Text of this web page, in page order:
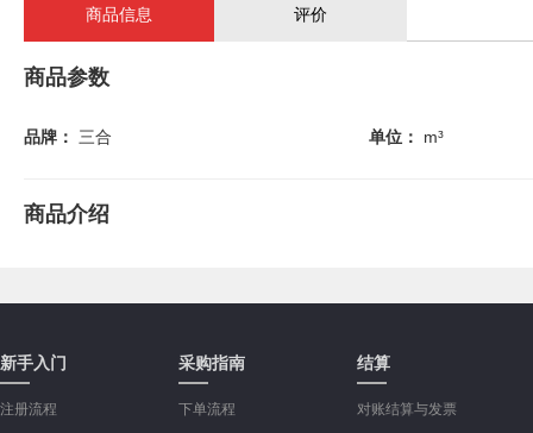
商品信息 评价
商品参数
品牌： 三合 单位： m³
商品介绍
新手入门
注册流程
采购指南
下单流程
结算
对账结算与发票